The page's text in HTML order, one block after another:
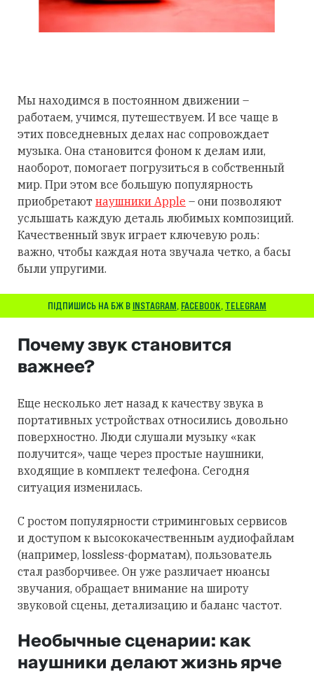
Мы находимся в постоянном движении –
работаем, учимся, путешествуем. И все чаще в
этих повседневных делах нас сопровождает
музыка. Она становится фоном к делам или,
наоборот, помогает погрузиться в собственный
мир. При этом все большую популярность
приобретают наушники Apple – они позволяют
услышать каждую деталь любимых композиций.
Качественный звук играет ключевую роль:
важно, чтобы каждая нота звучала четко, а басы
были упругими.
ПІДПИШИСЬ НА БЖ В INSTAGRAM, FACEBOOK, TELEGRAM
Почему звук становится
важнее?
Еще несколько лет назад к качеству звука в
портативных устройствах относились довольно
поверхностно. Люди слушали музыку «как
получится», чаще через простые наушники,
входящие в комплект телефона. Сегодня
ситуация изменилась.
С ростом популярности стриминговых сервисов
и доступом к высококачественным аудиофайлам
(например, lossless-форматам), пользователь
стал разборчивее. Он уже различает нюансы
звучания, обращает внимание на широту
звуковой сцены, детализацию и баланс частот.
Необычные сценарии: как
наушники делают жизнь ярче